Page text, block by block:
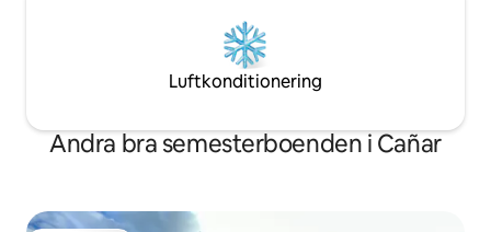
Luftkonditionering
Andra bra semesterboenden i Cañar